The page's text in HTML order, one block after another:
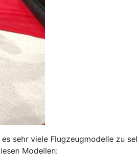
sehr viele Flugzeugmodelle zu
Modellen: